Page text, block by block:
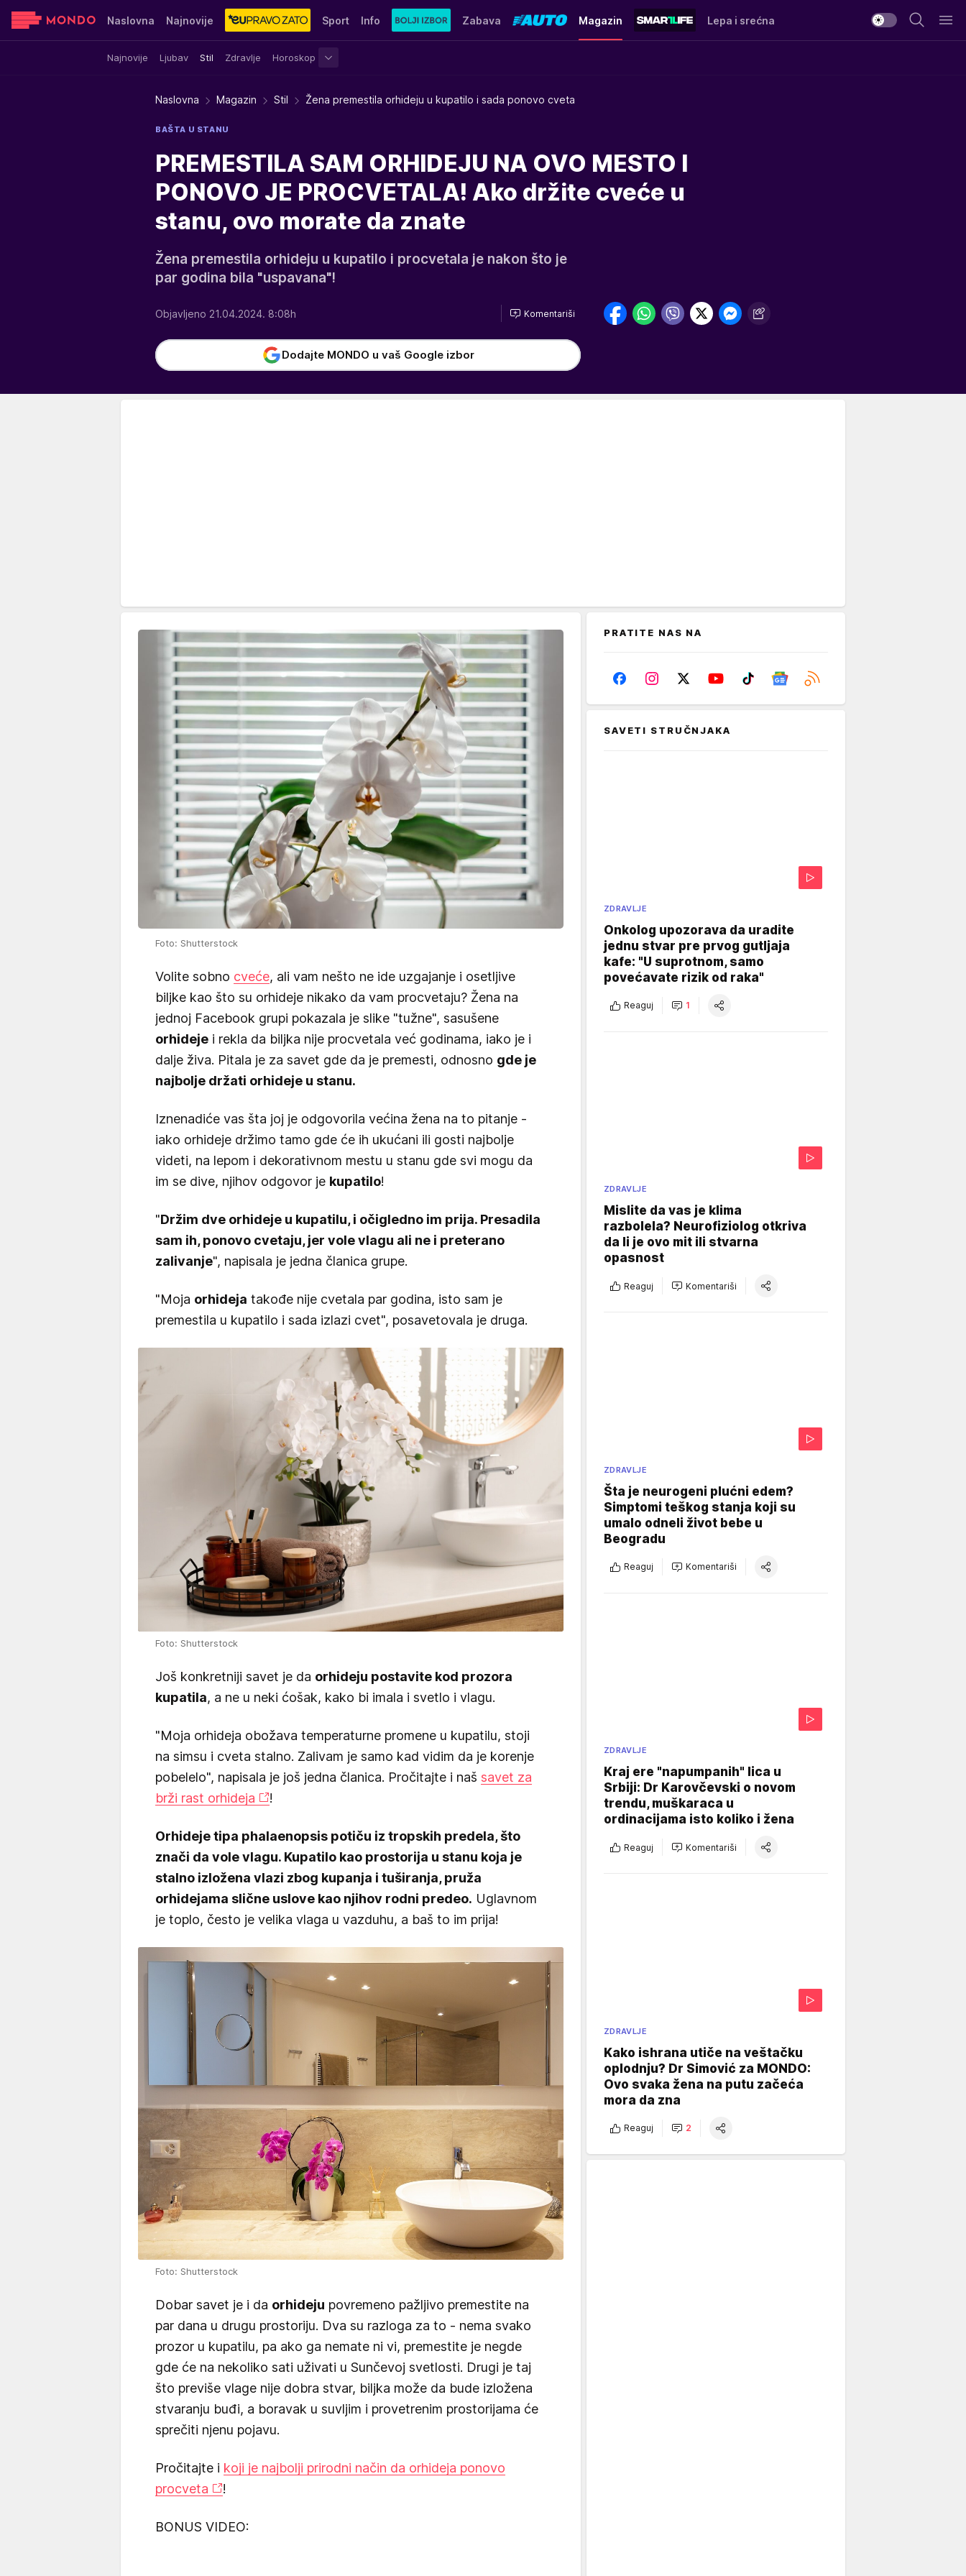
Naslovna Najnovije Sport Info Zabava Magazin
Najnovije Ljubav Stil Zdravlje Horoskop
Lepa i srećna
Sensa Stvar ukusa Yumama
Naslovna Magazin Stil Žena premestila orhideju u kupatilo i sada ponovo cveta
BAŠTA U STANU
PREMESTILA SAM ORHIDEJU NA OVO MESTO I
PONOVO JE PROCVETALA! Ako držite cveće u
stanu, ovo morate da znate
Žena premestila orhideju u kupatilo i procvetala je nakon što je
par godina bila "uspavana"!
Objavljeno 21.04.2024. 8:08h Komentariši
Dodajte MONDO u vaš Google izbor
Foto: Shutterstock
Volite sobno cveće, ali vam nešto ne ide uzgajanje i osetljive
biljke kao što su orhideje nikako da vam procvetaju? Žena na
jednoj Facebook grupi pokazala je slike "tužne", sasušene
orhideje i rekla da biljka nije procvetala već godinama, iako je i
dalje živa. Pitala je za savet gde da je premesti, odnosno gde je
najbolje držati orhideje u stanu.
Iznenadiće vas šta joj je odgovorila većina žena na to pitanje -
iako orhideje držimo tamo gde će ih ukućani ili gosti najbolje
videti, na lepom i dekorativnom mestu u stanu gde svi mogu da
im se dive, njihov odgovor je kupatilo!
"Držim dve orhideje u kupatilu, i očigledno im prija. Presadila
sam ih, ponovo cvetaju, jer vole vlagu ali ne i preterano
zalivanje", napisala je jedna članica grupe.
"Moja orhideja takođe nije cvetala par godina, isto sam je
premestila u kupatilo i sada izlazi cvet", posavetovala je druga.
Foto: Shutterstock
Još konkretniji savet je da orhideju postavite kod prozora
kupatila, a ne u neki ćošak, kako bi imala i svetlo i vlagu.
"Moja orhideja obožava temperaturne promene u kupatilu, stoji
na simsu i cveta stalno. Zalivam je samo kad vidim da je korenje
pobelelo", napisala je još jedna članica. Pročitajte i naš savet za
brži rast orhideja
!
Orhideje tipa phalaenopsis potiču iz tropskih predela, što
znači da vole vlagu. Kupatilo kao prostorija u stanu koja je
stalno izložena vlazi zbog kupanja i tuširanja, pruža
orhidejama slične uslove kao njihov rodni predeo. Uglavnom
je toplo, često je velika vlaga u vazduhu, a baš to im prija!
Foto: Shutterstock
Dobar savet je i da orhideju povremeno pažljivo premestite na
par dana u drugu prostoriju. Dva su razloga za to - nema svako
prozor u kupatilu, pa ako ga nemate ni vi, premestite je negde
gde će na nekoliko sati uživati u Sunčevoj svetlosti. Drugi je taj
što previše vlage nije dobra stvar, biljka može da bude izložena
stvaranju buđi, a boravak u suvljim i provetrenim prostorijama će
sprečiti njenu pojavu.
Pročitajte i koji je najbolji prirodni način da orhideja ponovo
procveta
!
BONUS VIDEO:
PRATITE NAS NA
SAVETI STRUČNJAKA
ZDRAVLJE
Onkolog upozorava da uradite
jednu stvar pre prvog gutljaja
kafe: "U suprotnom, samo
povećavate rizik od raka"
Reaguj 1
ZDRAVLJE
Mislite da vas je klima
razbolela? Neurofiziolog otkriva
da li je ovo mit ili stvarna
opasnost
Reaguj Komentariši
ZDRAVLJE
Šta je neurogeni plućni edem?
Simptomi teškog stanja koji su
umalo odneli život bebe u
Beogradu
Reaguj Komentariši
ZDRAVLJE
Kraj ere "napumpanih" lica u
Srbiji: Dr Karovčevski o novom
trendu, muškaraca u
ordinacijama isto koliko i žena
Reaguj Komentariši
ZDRAVLJE
Kako ishrana utiče na veštačku
oplodnju? Dr Simović za MONDO:
Ovo svaka žena na putu začeća
mora da zna
Reaguj 2